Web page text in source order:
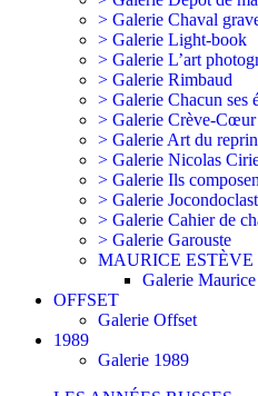
> Galerie Chaval
> Galerie Light-book
> Galerie L’art
> Galerie Rimbaud
> Galerie Chacun ses
> Galerie Crève-Cœur
> Galerie Art du
> Galerie Nicolas
> Galerie Ils
> Galerie
> Galerie Cahier de
> Galerie Garouste
MAURICE ESTÈVE
Galerie
OFFSET
Galerie Offset
1989
Galerie 1989